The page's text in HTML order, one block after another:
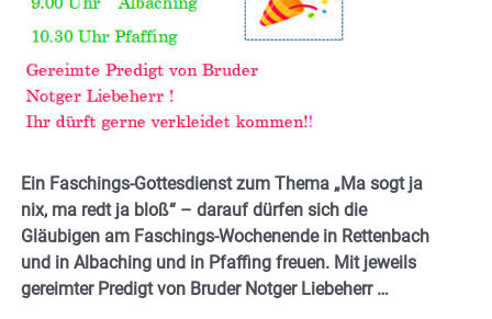
Ein Faschings-Gottesdienst zum Thema „Ma sogt ja
nix, ma redt ja bloß“ – darauf dürfen sich die
Gläubigen am Faschings-Wochenende in Rettenbach
und in Albaching und in Pfaffing freuen. Mit jeweils
gereimter Predigt von Bruder Notger Liebeherr …